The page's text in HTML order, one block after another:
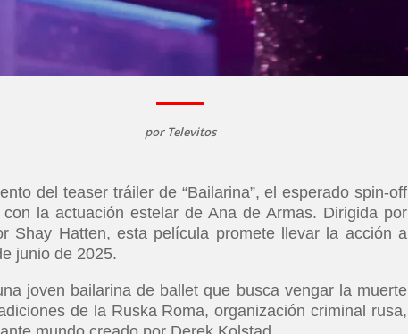
por Televitos
del teaser tráiler de “Bailarina”, el esperado spin-off
la actuación estelar de Ana de Armas. Dirigida por
Shay Hatten, esta película promete llevar la acción a
junio de 2025.
joven bailarina de ballet que busca vengar la muerte
de la Ruska Roma, organización criminal rusa,